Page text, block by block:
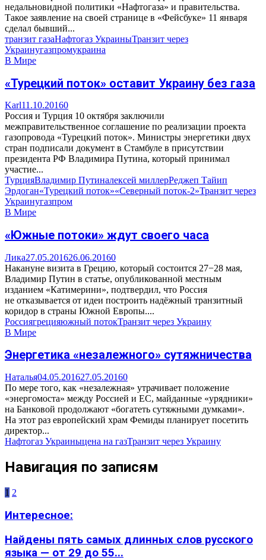
недальновидной политики «Нафтогаза» и правительства.
Такое заявление на своей странице в «Фейсбуке» 11 января
сделал бывший...
транзит газаНафтогаз УкраиныТранзит через
Украинугазпромукраина
В Мире
«Турецкий поток» оставит Украину без газа
Karl11.10.20160
Россия и Турция 10 октября заключили
межправительственное соглашение по реализации проекта
газопровода «Турецкий поток». Министры энергетики двух
стран подписали документ в Стамбуле в присутствии
президента РФ Владимира Путина, который принимал
участие...
ТурцияВладимир Путиналексей миллерРеджеп Тайип
Эрдоган«Турецкий поток»«Северный поток-2»Транзит через
Украинугазпром
В Мире
«Южные потоки» ждут своего часа
Лика27.05.201626.06.20160
Накануне визита в Грецию, который состоится 27−28 мая,
Владимир Путин в статье, опубликованной местным
изданием «Катимерини», подтвердил, что Россия
не отказывается от идеи построить надёжный транзитный
коридор в страны Южной Европы....
Россиягрецияюжный потокТранзит через Украину
В Мире
Энергетика «незалежного» сутяжничества
Наталья04.05.201627.05.20160
По мере того, как «незалежная» утрачивает положение
«энергомоста» между Россией и ЕС, майданные «урядники»
на Банковой продолжают «богатеть сутяжными думками».
На этот раз европейский храм Фемиды планирует посетить
директор...
Нафтогаз Украиныцена на газТранзит через Украину
Навигация по записям
1 2
Интересное:
Найдены пять самых длинных слов русского
языка — от 29 до 55...